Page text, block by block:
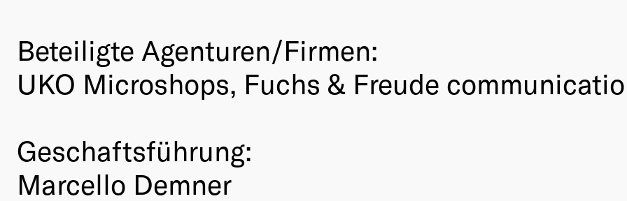
Beteiligte Agenturen/Firmen:
UKO Microshops, Fuchs & Freude
Geschaftsführung:
Marcello Demner